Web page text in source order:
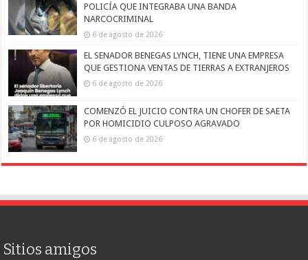
POLICÍA QUE INTEGRABA UNA BANDA
NARCOCRIMINAL
6 de agosto de 2026
EL SENADOR BENEGAS LYNCH, TIENE UNA EMPRESA
QUE GESTIONA VENTAS DE TIERRAS A EXTRANJEROS
6 de agosto de 2026
COMENZÓ EL JUICIO CONTRA UN CHOFER DE SAETA
POR HOMICIDIO CULPOSO AGRAVADO
6 de agosto de 2026
Sitios amigos